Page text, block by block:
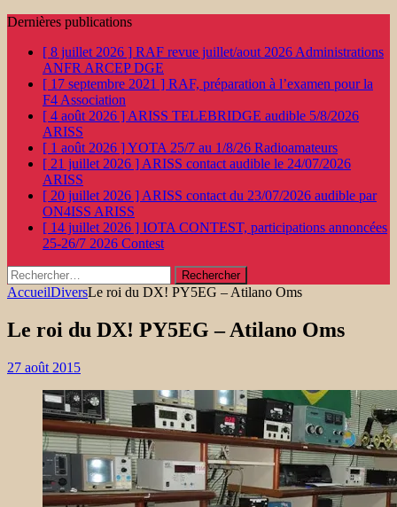
Dernières publications
[ 8 juillet 2026 ] RAF revue juillet/aout 2026 Administrations
ANFR ARCEP DGE
[ 17 septembre 2021 ] RAF, préparation à l’examen pour la
F4 Association
[ 4 août 2026 ] ARISS TELEBRIDGE audible 5/8/2026
ARISS
[ 1 août 2026 ]YOTA 25/7 au 1/8/26 Radioamateurs
[ 21 juillet 2026 ] ARISS contact audible le 24/07/2026
ARISS
[ 20 juillet 2026 ] ARISS contact du 23/07/2026 audible par
ON4ISS ARISS
[ 14 juillet 2026 ] IOTA CONTEST, participations annoncées
25-26/7 2026 Contest
Rechercher :
AccueilDiversLe roi du DX! PY5EG – Atilano Oms
Le roi du DX! PY5EG – Atilano Oms
27 août 2015